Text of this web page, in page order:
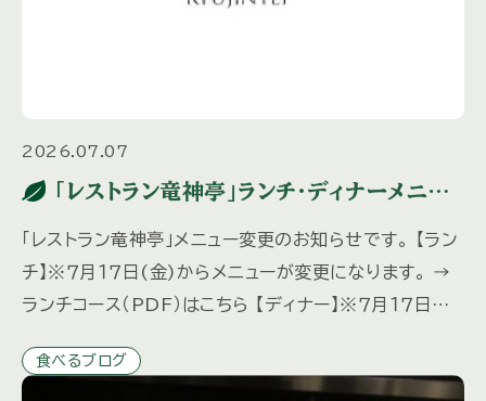
2026.07.07
「レストラン竜神亭」ランチ・ディナーメニュ
「レストラン竜神亭」メニュー変更のお知らせです。 【ラン
チ】※７月１７日(金)からメニューが変更になります。 →
ランチコース（PDF）はこちら 【ディナー】※７月１７日
[…]
食べるブログ